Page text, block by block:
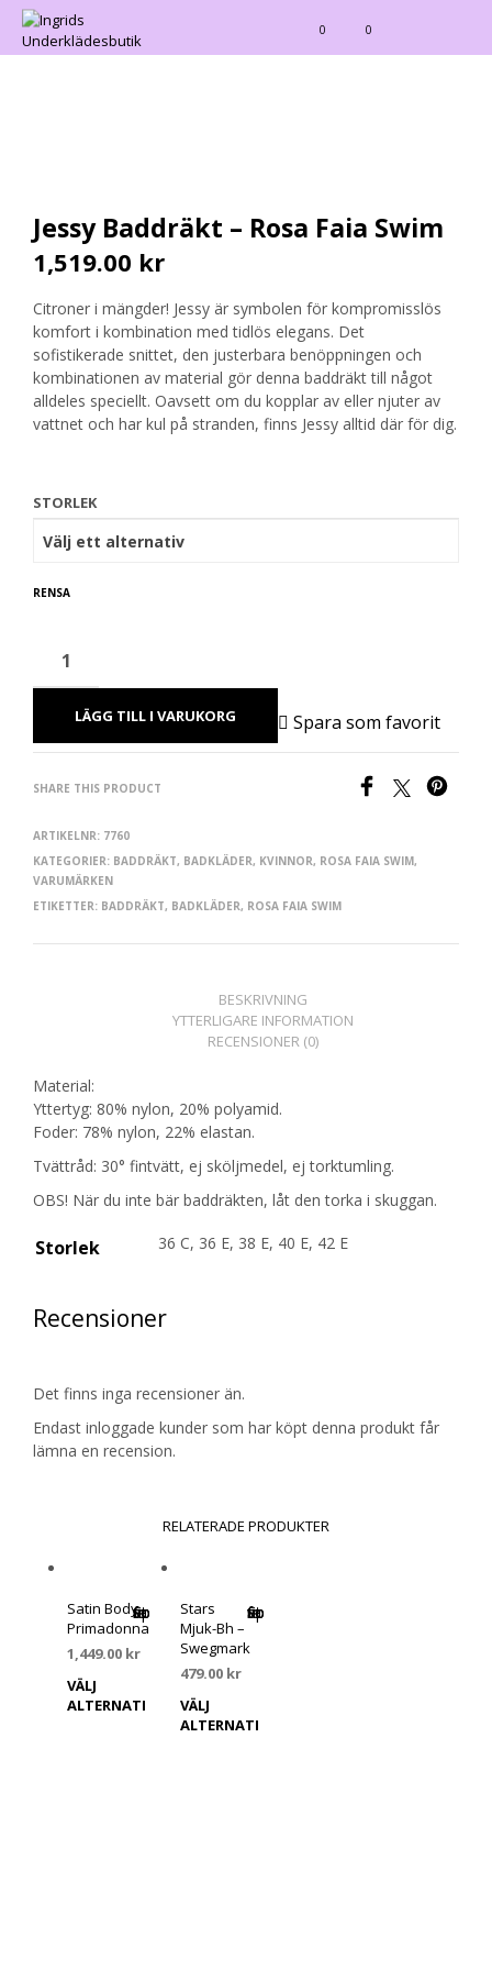
0 0
Jessy Baddräkt – Rosa Faia Swim
1,519.00 kr
Citroner i mängder! Jessy är symbolen för kompromisslös
komfort i kombination med tidlös elegans. Det
sofistikerade snittet, den justerbara benöppningen och
kombinationen av material gör denna baddräkt till något
alldeles speciellt. Oavsett om du kopplar av eller njuter av
vattnet och har kul på stranden, finns Jessy alltid där för dig.
STORLEK
RENSA
LÄGG TILL I VARUKORG Spara som favorit
SHARE THIS PRODUCT
ARTIKELNR: 7760
KATEGORIER: BADDRÄKT, BADKLÄDER, KVINNOR, ROSA FAIA SWIM,
VARUMÄRKEN
ETIKETTER: BADDRÄKT, BADKLÄDER, ROSA FAIA SWIM
BESKRIVNING
YTTERLIGARE INFORMATION
RECENSIONER (0)
Material:
Yttertyg: 80% nylon, 20% polyamid.
Foder: 78% nylon, 22% elastan.
Tvättråd: 30° fintvätt, ej sköljmedel, ej torktumling.
OBS! När du inte bär baddräkten, låt den torka i skuggan.
Storlek 36 C, 36 E, 38 E, 40 E, 42 E
Recensioner
Det finns inga recensioner än.
Endast inloggade kunder som har köpt denna produkt får
lämna en recension.
RELATERADE PRODUKTER
Spara som favorit
Satin Body –
Primadonna
1,449.00 kr
VÄLJ
ALTERNATI
produkten
Spara som favorit
Stars
Mjuk-Bh –
Swegmark
479.00 kr
VÄLJ
ALTERNATI